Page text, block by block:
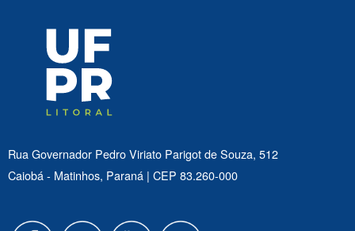
Rua Governador Pedro Viriato Parigot de Souza, 512
Caiobá - Matinhos, Paraná | CEP 83.260-000